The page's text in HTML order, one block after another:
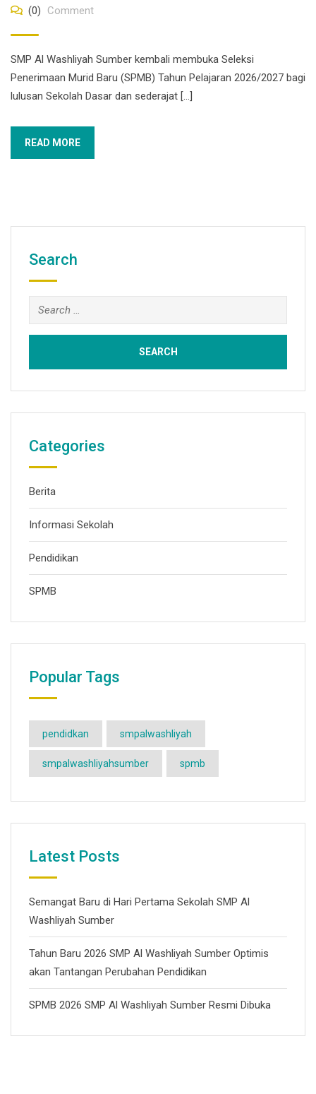
(0)
Comment
SMP Al Washliyah Sumber kembali membuka Seleksi
Penerimaan Murid Baru (SPMB) Tahun Pelajaran 2026/2027 bagi
lulusan Sekolah Dasar dan sederajat […]
READ MORE
Search
Categories
Berita
Informasi Sekolah
Pendidikan
SPMB
Popular Tags
pendidkan smpalwashliyah
smpalwashliyahsumber spmb
Latest Posts
Semangat Baru di Hari Pertama Sekolah SMP Al
Washliyah Sumber
Tahun Baru 2026 SMP Al Washliyah Sumber Optimis
akan Tantangan Perubahan Pendidikan
SPMB 2026 SMP Al Washliyah Sumber Resmi Dibuka